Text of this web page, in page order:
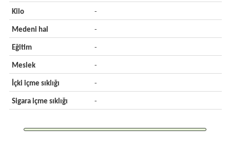
Kilo -
Medeni hal -
Eğitim -
Meslek -
İçki içme sıklığı -
Sigara içme sıklığı -